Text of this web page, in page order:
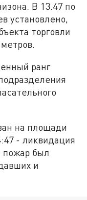
В 13.47 по
установлено,
торговли
ранг
на площади
- ликвидация
пожар был
и